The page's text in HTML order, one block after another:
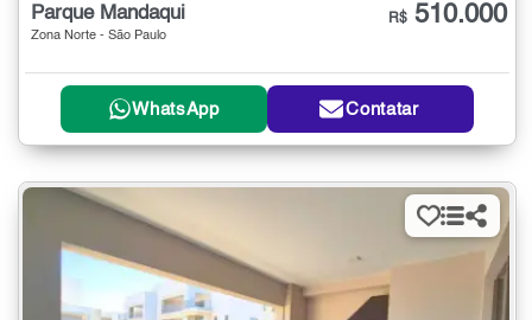
Parque Mandaqui
Zona Norte - São Paulo
R$ 510.000
WhatsApp Contatar